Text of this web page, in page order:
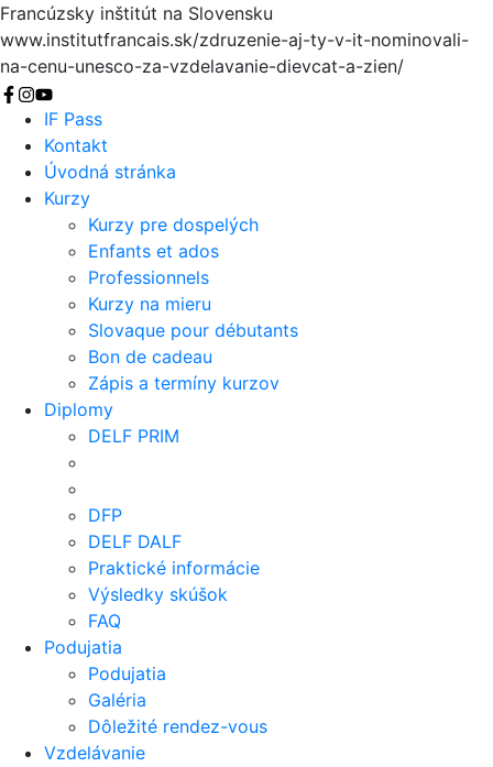
Francúzsky inštitút na Slovensku
www.institutfrancais.sk/zdruzenie-aj-ty-v-it-nominovali-
na-cenu-unesco-za-vzdelavanie-dievcat-a-zien/
Vyhľadať
IF Pass
Kontakt
Úvodná stránka
Kurzy
Kurzy pre dospelých
Enfants et ados
Professionnels
Kurzy na mieru
Slovaque pour débutants
Bon de cadeau
Zápis a termíny kurzov
Diplomy
DELF PRIM
DFP
DELF DALF
Praktické informácie
Výsledky skúšok
FAQ
Podujatia
Podujatia
Galéria
Dôležité rendez-vous
Vzdelávanie